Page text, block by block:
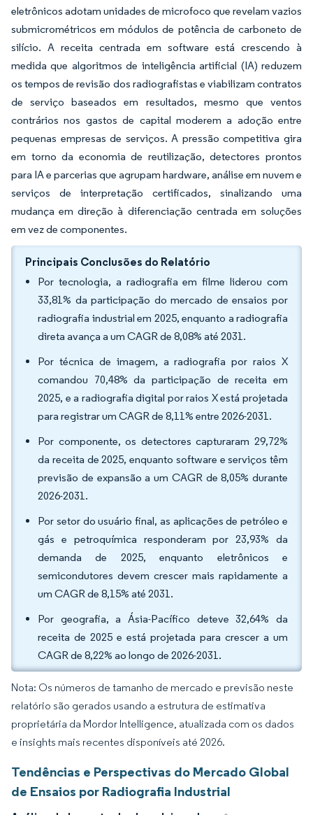
eletrônicos adotam unidades de microfoco que revelam vazios
submicrométricos em módulos de potência de carboneto de
silício. A receita centrada em software está crescendo à
medida que algoritmos de inteligência artificial (IA) reduzem
os tempos de revisão dos radiografistas e viabilizam contratos
de serviço baseados em resultados, mesmo que ventos
contrários nos gastos de capital moderem a adoção entre
pequenas empresas de serviços. A pressão competitiva gira
em torno da economia de reutilização, detectores prontos
para IA e parcerias que agrupam hardware, análise em nuvem e
serviços de interpretação certificados, sinalizando uma
mudança em direção à diferenciação centrada em soluções
em vez de componentes.
Principais Conclusões do Relatório
Por tecnologia, a radiografia em filme liderou com
33,81% da participação do mercado de ensaios por
radiografia industrial em 2025, enquanto a radiografia
direta avança a um CAGR de 8,08% até 2031.
Por técnica de imagem, a radiografia por raios X
comandou 70,48% da participação de receita em
2025, e a radiografia digital por raios X está projetada
para registrar um CAGR de 8,11% entre 2026-2031.
Por componente, os detectores capturaram 29,72%
da receita de 2025, enquanto software e serviços têm
previsão de expansão a um CAGR de 8,05% durante
2026-2031.
Por setor do usuário final, as aplicações de petróleo e
gás e petroquímica responderam por 23,93% da
demanda de 2025, enquanto eletrônicos e
semicondutores devem crescer mais rapidamente a
um CAGR de 8,15% até 2031.
Por geografia, a Ásia-Pacífico deteve 32,64% da
receita de 2025 e está projetada para crescer a um
CAGR de 8,22% ao longo de 2026-2031.
Nota: Os números de tamanho de mercado e previsão neste
relatório são gerados usando a estrutura de estimativa
proprietária da Mordor Intelligence, atualizada com os dados
e insights mais recentes disponíveis até 2026.
Tendências e Perspectivas do Mercado Global
de Ensaios por Radiografia Industrial